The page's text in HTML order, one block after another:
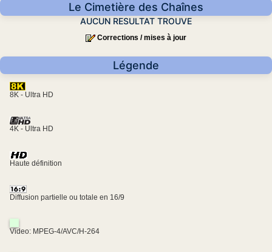
Le Cimetière des Chaînes
AUCUN RESULTAT TROUVE
Corrections / mises à jour
Légende
8K - Ultra HD
4K - Ultra HD
Haute définition
Diffusion partielle ou totale en 16/9
Video: MPEG-4/AVC/H-264